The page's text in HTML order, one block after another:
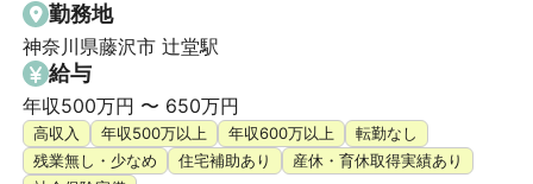
勤務地
神奈川県藤沢市 辻堂駅
給与
年収500万円 〜 650万円
高収入 年収500万以上 年収600万以上
転勤なし
残業無し・少なめ
住宅補助あり
産休・育休取得実績あり